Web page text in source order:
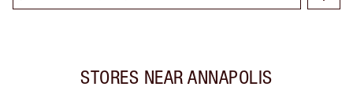
STORES NEAR ANNAPOLIS